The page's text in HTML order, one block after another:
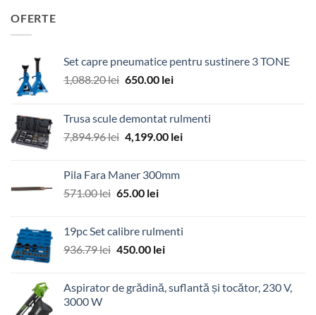
OFERTE
Set capre pneumatice pentru sustinere 3 TONE
1,088.20lei Prețul
fost:
1,088.20 lei.
650.00 leiPrețul
650.00 lei.
Trusa scule demontat rulmenti
7,894.96lei Prețul
fost:
7,894.96 lei.
4,199.00 leiPrețul
Pila Fara Maner 300mm
571.00lei Prețul
fost:
571.00 lei.
65.00 leiPrețul
65.00 lei.
19pc Set calibre rulmenti
936.79lei Prețul
fost:
450.00 leiPrețul
450.00 lei.
Aspirator de grădină, suflantă și tocător, 230 V,
3000 W